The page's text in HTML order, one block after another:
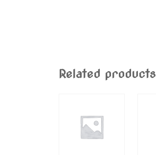
Related products